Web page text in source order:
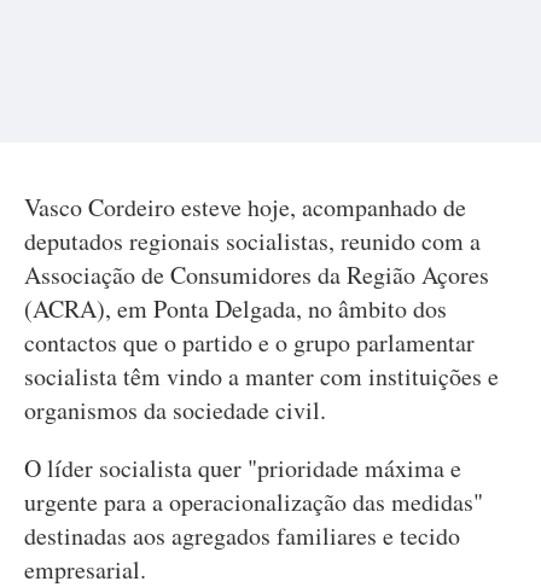
Vasco Cordeiro esteve hoje, acompanhado de
deputados regionais socialistas, reunido com a
Associação de Consumidores da Região Açores
(ACRA), em Ponta Delgada, no âmbito dos
contactos que o partido e o grupo parlamentar
socialista têm vindo a manter com instituições e
organismos da sociedade civil.
O líder socialista quer "prioridade máxima e
urgente para a operacionalização das medidas"
destinadas aos agregados familiares e tecido
empresarial.